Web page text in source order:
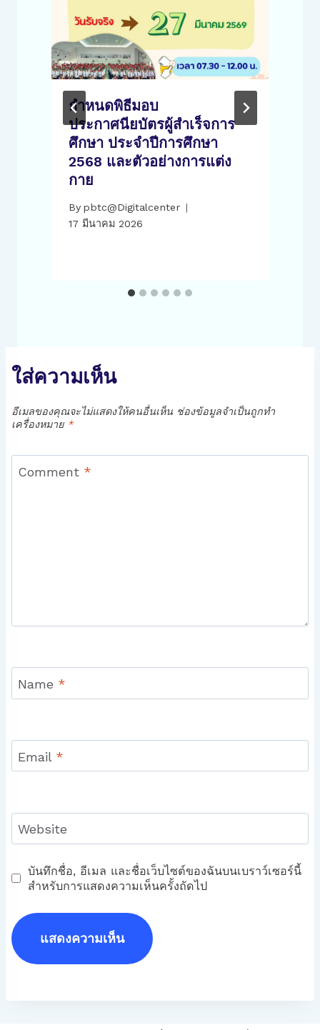
กำหนดพิธีมอบ
ประกาศนียบัตรผู้สำเร็จการ
ศึกษา ประจำปีการศึกษา
2568 และตัวอย่างการแต่ง
กาย
By pbtc@Digitalcenter
17 มีนาคม 2026
ใส่ความเห็น
อีเมลของคุณจะไม่แสดงให้คนอื่นเห็น ช่องข้อมูลจำเป็นถูกทำ
เครื่องหมาย *
Comment *
Name *
Email *
Website
บันทึกชื่อ, อีเมล และชื่อเว็บไซต์ของฉันบนเบราว์เซอร์นี้
สำหรับการแสดงความเห็นครั้งถัดไป